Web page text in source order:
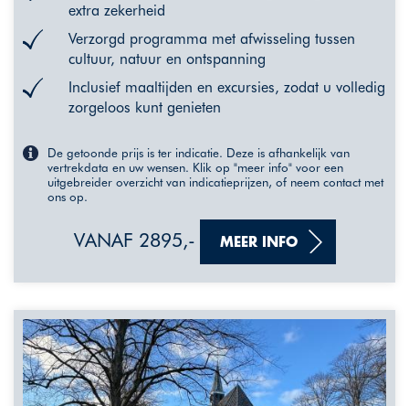
extra zekerheid
Verzorgd programma met afwisseling tussen
cultuur, natuur en ontspanning
Inclusief maaltijden en excursies, zodat u volledig
zorgeloos kunt genieten
De getoonde prijs is ter indicatie. Deze is afhankelijk van
vertrekdata en uw wensen. Klik op "meer info" voor een
uitgebreider overzicht van indicatieprijzen, of neem contact met
ons op.
VANAF 2895,- MEER INFO